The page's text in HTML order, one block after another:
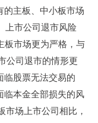
主板、中小板市场
市公司退市风险
市场更为严格，与
公司退市的情形更
临股票无法交易的
临本金全部损失的风
场上市公司相比，